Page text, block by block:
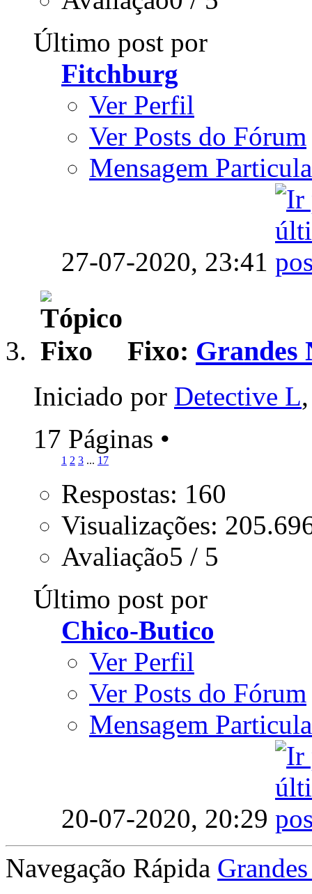
Último post por
Fitchburg
Ver Perfil
Ver Posts do Fórum
Mensagem
27-07-2020, 23:41
Fixo: Grandes
Iniciado por Detective L
17 Páginas •
1 2 3 ... 17
Respostas: 160
Visualizações:
Avaliação5 / 5
Último post por
Chico-Butico
Ver Perfil
Ver Posts do Fórum
Mensagem
20-07-2020, 20:29
Navegação Rápida